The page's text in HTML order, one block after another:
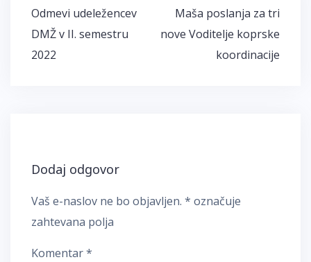
Navigacija
prispevka
Odmevi udeležencev
DMŽ v II. semestru
2022
Maša poslanja za tri
nove Voditelje koprske
koordinacije
Dodaj odgovor
Vaš e-naslov ne bo objavljen. * označuje
zahtevana polja
Komentar*